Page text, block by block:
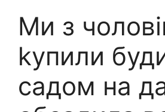
Ми з
kупили
садом на